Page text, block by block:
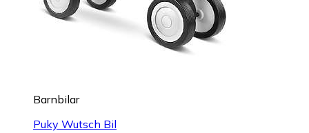
Barnbilar
Puky Wutsch Bil